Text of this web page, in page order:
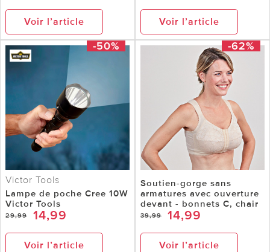
Voir l’article Voir l’article
-50%
Victor Tools
Lampe de poche Cree 10W
Victor Tools
29,99 14,99
Voir l’article
-62%
Soutien-gorge sans
armatures avec ouverture
devant - bonnets C, chair
39,99 14,99
Voir l’article